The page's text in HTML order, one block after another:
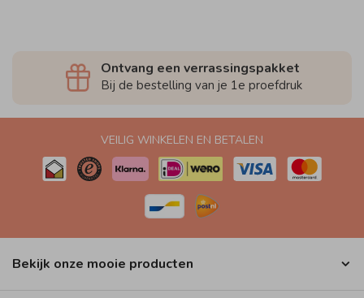
Ontvang een verrassingspakket
Bij de bestelling van je 1e proefdruk
VEILIG WINKELEN EN BETALEN
Bekijk onze mooie producten